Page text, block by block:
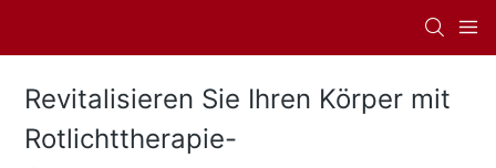
Revitalisieren Sie Ihren Körper mit
Rotlichttherapie-